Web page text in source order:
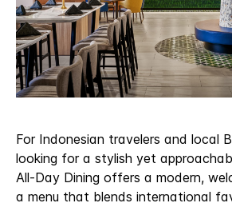
For Indonesian travelers and local
looking for a stylish yet
All-Day Dining offers a modern,
a menu that blends international